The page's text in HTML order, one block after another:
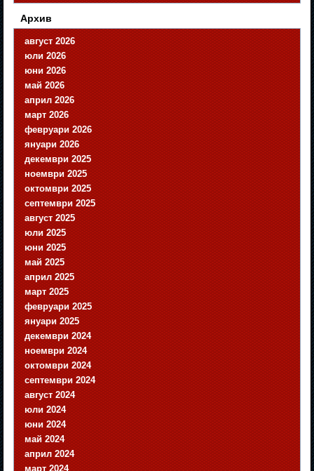
Архив
август 2026
юли 2026
юни 2026
май 2026
април 2026
март 2026
февруари 2026
януари 2026
декември 2025
ноември 2025
октомври 2025
септември 2025
август 2025
юли 2025
юни 2025
май 2025
април 2025
март 2025
февруари 2025
януари 2025
декември 2024
ноември 2024
октомври 2024
септември 2024
август 2024
юли 2024
юни 2024
май 2024
април 2024
март 2024